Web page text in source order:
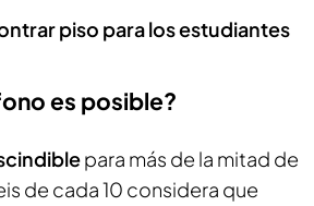
piso para los estudiantes
es posible?
para más de la mitad de
de cada 10 considera que